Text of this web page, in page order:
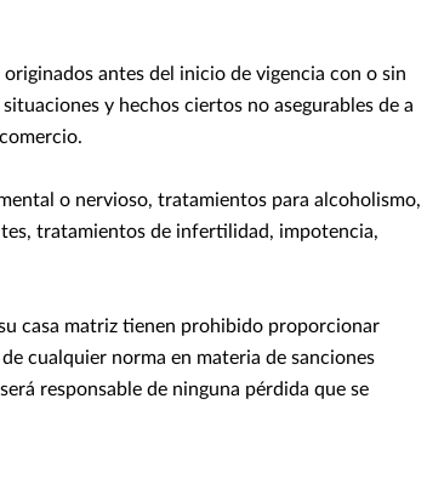
antes del inicio de vigencia con o sin
y hechos ciertos no asegurables de a
o nervioso, tratamientos para alcoholismo,
tratamientos de infertilidad, impotencia,
casa matriz tienen prohibido proporcionar
cualquier norma en materia de sanciones
responsable de ninguna pérdida que se